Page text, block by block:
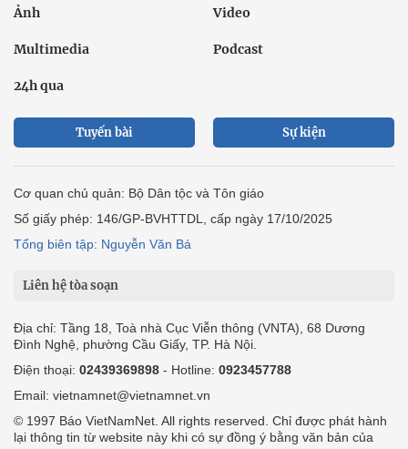
Ảnh Video
Multimedia Podcast
24h qua
Tuyến bài Sự kiện
Cơ quan chủ quản: Bộ Dân tộc và Tôn giáo
Số giấy phép: 146/GP-BVHTTDL, cấp ngày 17/10/2025
Tổng biên tập: Nguyễn Văn Bá
Liên hệ tòa soạn
Địa chỉ: Tầng 18, Toà nhà Cục Viễn thông (VNTA), 68 Dương
Đình Nghệ, phường Cầu Giấy, TP. Hà Nội.
Điện thoại: 02439369898 - Hotline: 0923457788
Email: vietnamnet@vietnamnet.vn
© 1997 Báo VietNamNet. All rights reserved. Chỉ được phát hành
lại thông tin từ website này khi có sự đồng ý bằng văn bản của